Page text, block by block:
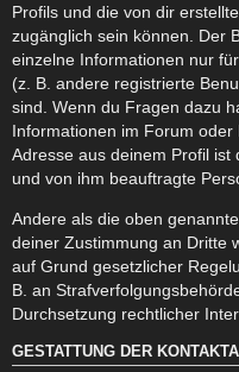
Profils und die von dir
zugänglich sein können. Der
einzelne Informationen nur
(z. B. andere registrierte
sind. Wenn du Fragen dazu
Informationen im Forum
Adresse aus deinem Profil
und von ihm beauftragte
Andere als die oben
deiner Zustimmung an Dritte
auf Grund gesetzlicher
B. an
Durchsetzung rechtlicher
GESTATTUNG DER